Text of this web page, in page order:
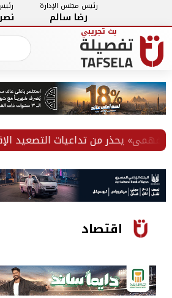
رئيس مجلس الإدارة
رضا سالم
يحذر من تداعيات التصعيد
اقتصاد